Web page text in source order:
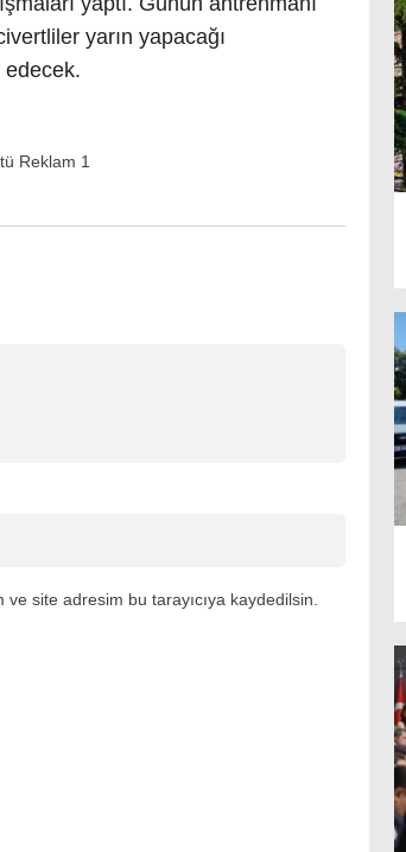
yarın yapacağı
edecek.
site adresim bu tarayıcıya kaydedilsin.